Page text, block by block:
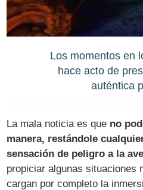
Los momentos en
hace acto de
auténtica
La mala noticia es que no
manera, restándole
sensación de peligro a la
propiciar algunas situaciones
cargan por completo la